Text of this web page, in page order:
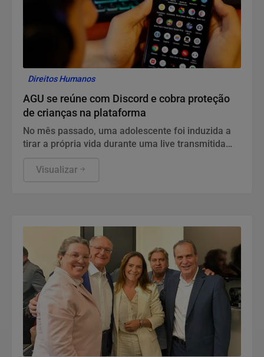
Direitos Humanos
AGU se reúne com Discord e cobra proteção
de crianças na plataforma
No mês passado, uma adolescente foi induzida a
tirar a própria vida durante uma live transmitida
Visualizar